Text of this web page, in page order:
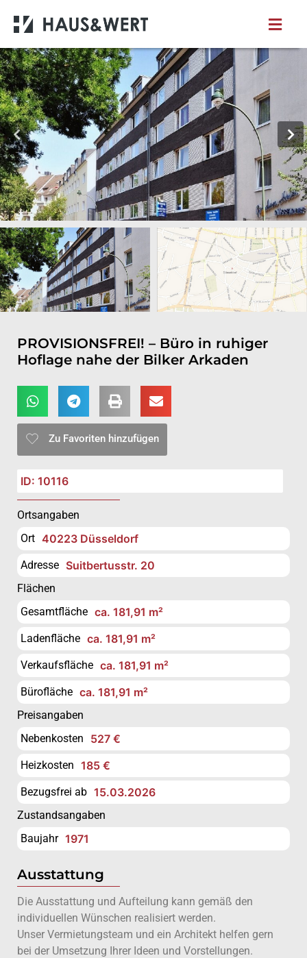
PROVISIONSFREI! – Büro in ruhiger
Hoflage nahe der Bilker Arkaden
Zu Favoriten hinzufügen
ID: 10116
Ortsangaben
Ort 40223 Düsseldorf
Adresse Suitbertusstr. 20
Flächen
Gesamtfläche ca. 181,91 m²
Ladenfläche ca. 181,91 m²
Verkaufsfläche ca. 181,91 m²
Bürofläche ca. 181,91 m²
Preisangaben
Nebenkosten
527 €
Heizkosten 185 €
Bezugsfrei ab 15.03.2026
Zustandsangaben
Baujahr 1971
Ausstattung
Die Ausstattung und Aufteilung kann gemäß den
individuellen Wünschen realisiert werden.
Unser Vermietungsteam und ein Architekt helfen gern
bei der Umsetzung Ihrer Ideen und Vorstellungen.